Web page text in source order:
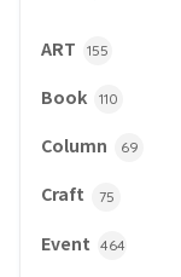
ART 155
Book 110
Column 69
Craft 75
Event 464